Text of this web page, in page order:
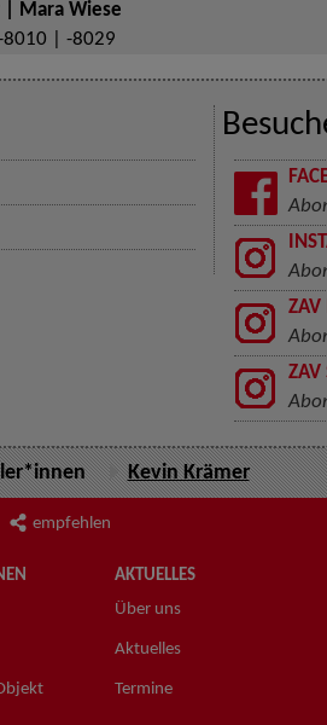
| Mara Wiese
8010 | -8029
ZAV
ZAV
Kevin Krämer
empfehlen
AKTUELLES
Über uns
Aktuelles
Termine